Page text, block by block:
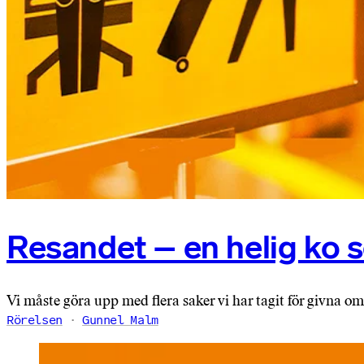
Resandet – en helig ko
Vi måste göra upp med flera saker vi har tagit för givna
Rörelsen Gunnel Malm